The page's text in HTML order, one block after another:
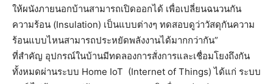
ให้ผนังภายนอกบ้านสามารถเปิดออกได้ เพื่อเปลี่ยนฉนวนกัน
ความร้อน (Insulation) เป็นแบบต่างๆ ทดสอบดูว่าวัสดุกันความ
ร้อนแบบไหนสามารถประหยัดพลังงานได้มากกว่ากัน”
ที่สำคัญ อุปกรณ์ในบ้านมีทดลองการสั่งการและเชื่อมโยงถึงกัน
ทั้งหมดผ่านระบบ Home IoT (Internet of Things) ได้แก่ ระบบ